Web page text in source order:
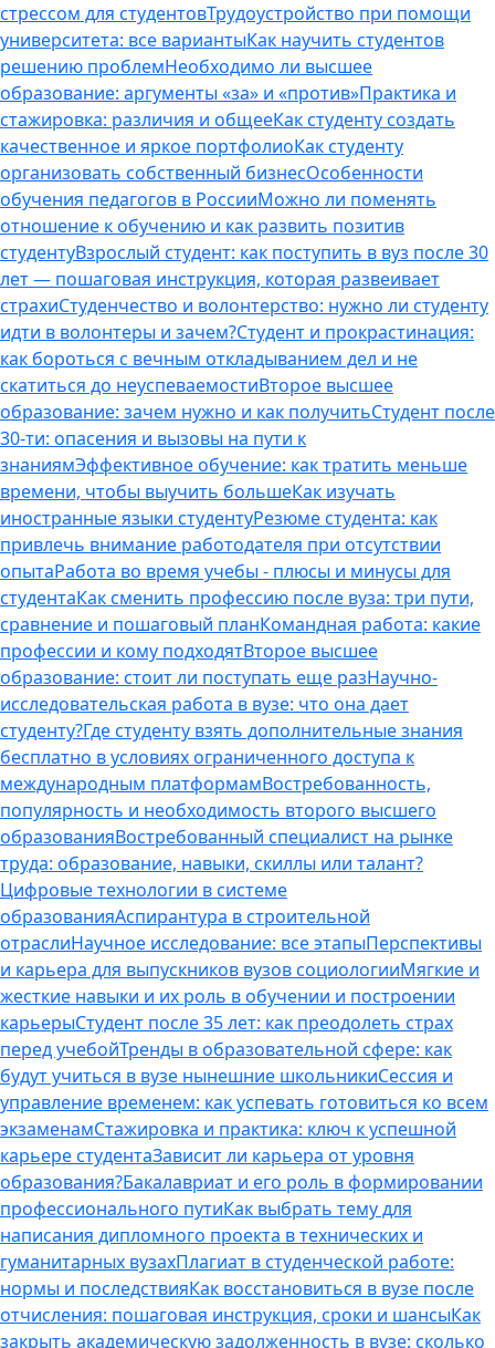
стрессом для студентовТрудоустройство при помощи
университета: все вариантыКак научить студентов
решению проблемНеобходимо ли высшее
образование: аргументы «за» и «против»Практика и
стажировка: различия и общееКак студенту создать
качественное и яркое портфолиоКак студенту
организовать собственный бизнесОсобенности
обучения педагогов в РоссииМожно ли поменять
отношение к обучению и как развить позитив
студентуВзрослый студент: как поступить в вуз после 30
лет — пошаговая инструкция, которая развеивает
страхиСтуденчество и волонтерство: нужно ли cтуденту
идти в волонтеры и зачем?Студент и прокрастинация:
как бороться с вечным откладыванием дел и не
скатиться до неуспеваемостиВторое высшее
образование: зачем нужно и как получитьСтудент после
30-ти: опасения и вызовы на пути к
знаниямЭффективное обучение: как тратить меньше
времени, чтобы выучить большеКак изучать
иностранные языки студентуРезюме студента: как
привлечь внимание работодателя при отсутствии
опытаРабота во время учебы - плюсы и минусы для
студентаКак сменить профессию после вуза: три пути,
сравнение и пошаговый планКомандная работа: какие
профессии и кому подходятВторое высшее
образование: стоит ли поступать еще разНаучно-
исследовательская работа в вузе: что она дает
студенту?Где студенту взять дополнительные знания
бесплатно в условиях ограниченного доступа к
международным платформамВостребованность,
популярность и необходимость второго высшего
образованияВостребованный специалист на рынке
труда: образование, навыки, скиллы или талант?
Цифровые технологии в системе
образованияАспирантура в строительной
отраслиНаучное исследование: все этапыПерспективы
и карьера для выпускников вузов социологииМягкие и
жесткие навыки и их роль в обучении и построении
карьерыСтудент после 35 лет: как преодолеть страх
перед учебойТренды в образовательной сфере: как
будут учиться в вузе нынешние школьникиСессия и
управление временем: как успевать готовиться ко всем
экзаменамСтажировка и практика: ключ к успешной
карьере студентаЗависит ли карьера от уровня
образования?Бакалавриат и его роль в формировании
профессионального путиКак выбрать тему для
написания дипломного проекта в технических и
гуманитарных вузахПлагиат в студенческой работе:
нормы и последствияКак восстановиться в вузе после
отчисления: пошаговая инструкция, сроки и шансыКак
закрыть академическую задолженность в вузе: сколько